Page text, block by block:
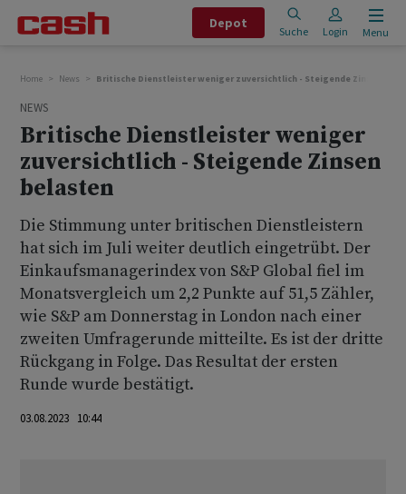
Depot
Suche Login Menu
Home News Britische Dienstleister weniger zuversichtlich - Steigende Zinsen
NEWS
Britische Dienstleister weniger
zuversichtlich - Steigende Zinsen
belasten
Die Stimmung unter britischen Dienstleistern
hat sich im Juli weiter deutlich eingetrübt. Der
Einkaufsmanagerindex von S&P Global fiel im
Monatsvergleich um 2,2 Punkte auf 51,5 Zähler,
wie S&P am Donnerstag in London nach einer
zweiten Umfragerunde mitteilte. Es ist der dritte
Rückgang in Folge. Das Resultat der ersten
Runde wurde bestätigt.
03.08.2023 10:44